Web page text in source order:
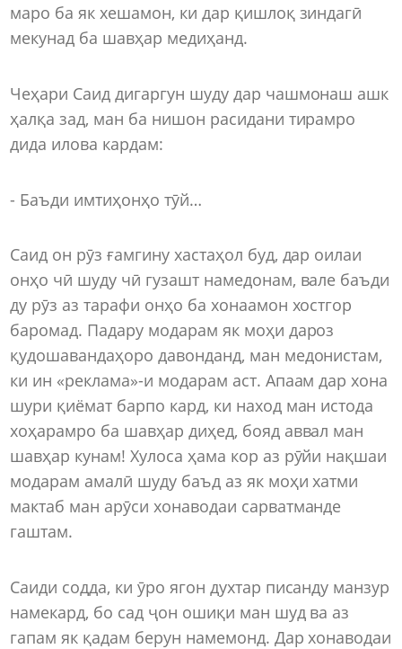
маро ба як хешамон, ки дар қишлоқ зиндагӣ
мекунад ба шавҳар медиҳанд.
Чеҳари Саид дигаргун шуду дар чашмонаш ашк
ҳалқа зад, ман ба нишон расидани тирамро
дида илова кардам:
- Баъди имтиҳонҳо тӯй…
Саид он рӯз ғамгину хастаҳол буд, дар оилаи
онҳо чӣ шуду чӣ гузашт намедонам, вале баъди
ду рӯз аз тарафи онҳо ба хонаамон хостгор
баромад. Падару модарам як моҳи дароз
қудошавандаҳоро давонданд, ман медонистам,
ки ин «реклама»-и модарам аст. Апаам дар хона
шури қиёмат барпо кард, ки наход ман истода
хоҳарамро ба шавҳар диҳед, бояд аввал ман
шавҳар кунам! Хулоса ҳама кор аз рӯйи нақшаи
модарам амалӣ шуду баъд аз як моҳи хатми
мактаб ман арӯси хонаводаи сарватманде
гаштам.
Саиди содда, ки ӯро ягон духтар писанду манзур
намекард, бо сад ҷон ошиқи ман шуд ва аз
гапам як қадам берун намемонд. Дар хонаводаи